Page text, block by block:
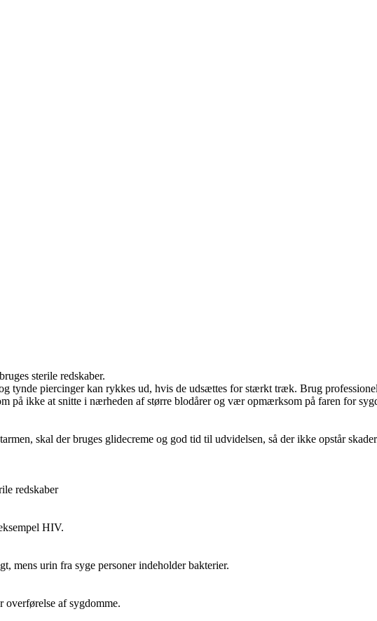
sterile redskaber.
tynde piercinger kan rykkes ud, hvis de udsættes for stærkt træk. Brug
på ikke at snitte i nærheden af større blodårer og vær opmærksom på faren for
skal der bruges glidecreme og god tid til udvidelsen, så der ikke opstår
redskaber
HIV.
mens urin fra syge personer indeholder bakterier.
af sygdomme.